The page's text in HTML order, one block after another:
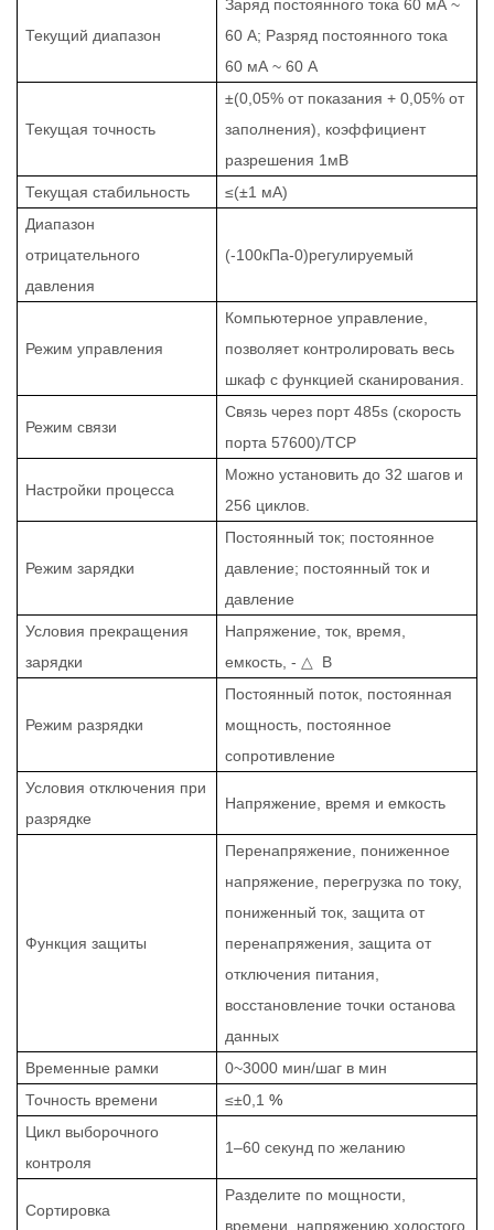
Текущий диапазон
Заряд постоянного тока 60 мА~
60 А; Разряд постоянного тока
60 мА~60 А
Текущая точность
±(0,05% от показания + 0,05% от
заполнения), коэффициент
разрешения 1мВ
Текущая стабильность
≤(±1 мА)
Диапазон
отрицательного
давления
(-100кПа-0)регулируемый
Режим управления
Компьютерное управление,
позволяет контролировать весь
шкаф с функцией сканирования.
Режим связи
Связь через порт 485s (скорость
порта 57600)/TCP
Настройки процесса
Можно установить до 32 шагов и
256 циклов.
Режим зарядки
Постоянный ток; постоянное
давление; постоянный ток и
давление
Условия прекращения
зарядки
Напряжение, ток, время,
емкость, - △ В
Режим разрядки
Постоянный поток, постоянная
мощность, постоянное
сопротивление
Условия отключения при
разрядке
Напряжение, время и емкость
Функция защиты
Перенапряжение, пониженное
напряжение, перегрузка по току,
пониженный ток, защита от
перенапряжения, защита от
отключения питания,
восстановление точки останова
данных
Временные рамки
0~3000 мин/шаг в мин
Точность времени
≤±0,1%
Цикл выборочного
контроля
1–60 секунд по желанию
Сортировка
Разделите по мощности,
времени, напряжению холостого